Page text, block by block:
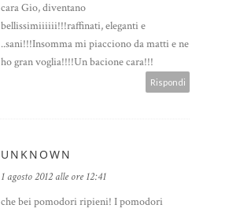
cara Gio, diventano
bellissimiiiiii!!!raffinati, eleganti e
..sani!!!Insomma mi piacciono da matti e ne
ho gran voglia!!!!Un bacione cara!!!
Rispondi
UNKNOWN
1 agosto 2012 alle ore 12:41
che bei pomodori ripieni! I pomodori